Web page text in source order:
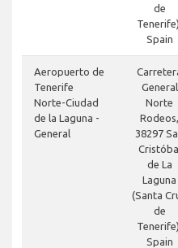
de
Tenerife),
Spain
Aeropuerto de
Tenerife
Norte-Ciudad
de la Laguna -
General
General
Norte
Rodeos,
38297
de La
Laguna
(Santa
de
Tenerife),
Spain